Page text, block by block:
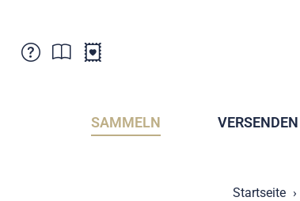
Verkaufsstellen
Abonnemente
SAMMELN VERSENDEN
Startseite